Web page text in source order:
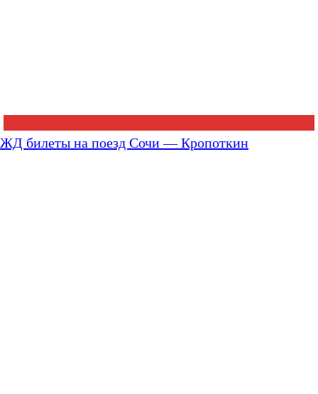
ЖД билеты на поезд Сочи — Кропоткин